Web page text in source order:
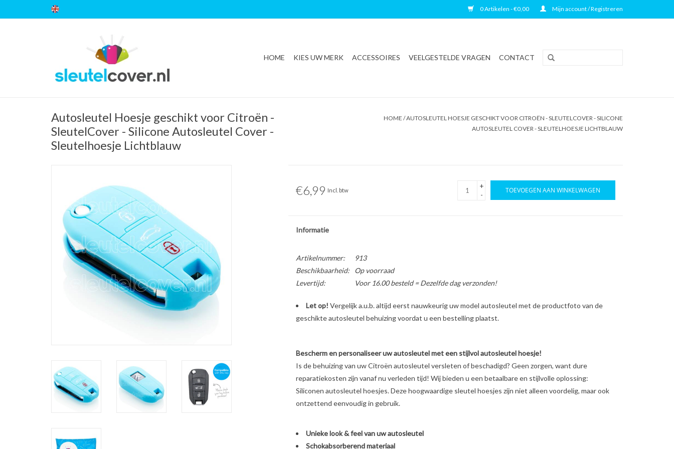
0 Artikelen - €0,00 Mijn account / Registreren
HOME KIES UW MERK ACCESSOIRES VEELGESTELDE VRAGEN CONTACT
Autosleutel Hoesje geschikt voor Citroën -
SleutelCover - Silicone Autosleutel Cover -
Sleutelhoesje Lichtblauw
HOME /AUTOSLEUTEL HOESJE GESCHIKT VOOR CITROËN - SLEUTELCOVER - SILICONE
AUTOSLEUTEL COVER - SLEUTELHOESJE LICHTBLAUW
€6,99 Incl. btw
+
-
TOEVOEGEN AAN WINKELWAGEN
Informatie
Artikelnummer:
913
Beschikbaarheid:
Op voorraad
Levertijd:
Voor 16.00 besteld = Dezelfde dag verzonden!
Let op! Vergelijk a.u.b. altijd eerst nauwkeurig uw model autosleutel met de productfoto van de
geschikte autosleutel behuizing voordat u een bestelling plaatst.
Bescherm en personaliseer uw autosleutel met een stijlvol autosleutel hoesje!
Is de behuizing van uw Citroën autosleutel versleten of beschadigd? Geen zorgen, want dure
reparatiekosten zijn vanaf nu verleden tijd! Wij bieden u een betaalbare en stijlvolle oplossing:
Siliconen autosleutel hoesjes. Deze hoogwaardige sleutel hoesjes zijn niet alleen voordelig, maar ook
ontzettend eenvoudig in gebruik.
Unieke look & feel van uw autosleutel
Schokabsorberend materiaal